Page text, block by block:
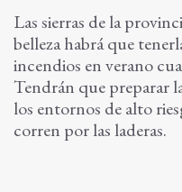
Las sierras de la
belleza habrá que
incendios en verano
Tendrán que preparar
los entornos de alto
corren por las laderas.